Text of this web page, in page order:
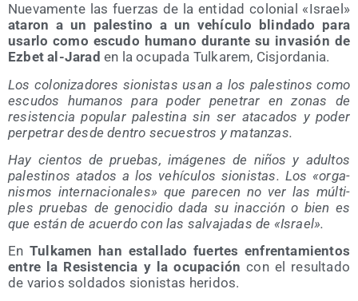
Nue­va­men­te las fuer­zas de la enti­dad colo­nial «Israel»
ata­ron a un pales­tino a un vehícu­lo blin­da­do para
usar­lo como escu­do humano duran­te su inva­sión de
Ezbet al-Jarad en la ocu­pa­da Tul­ka­rem, Cisjordania.
Los colo­ni­za­do­res sio­nis­tas usan a los pales­ti­nos como
escu­dos huma­nos para poder pene­trar en zonas de
resis­ten­cia popu­lar pales­ti­na sin ser ata­ca­dos y poder
per­pe­trar des­de den­tro secues­tros y matanzas.
Hay cien­tos de prue­bas, imá­ge­nes de niños y adul­tos
pales­ti­nos ata­dos a los vehícu­los sio­nis­tas. Los «orga­
nis­mos inter­na­cio­na­les» que pare­cen no ver las múl­ti­
ples prue­bas de geno­ci­dio dada su inac­ción o bien es
que están de acuer­do con las sal­va­ja­das de «Israel».
EnTul­ka­men han esta­lla­do fuer­tes enfren­ta­mien­tos
entre la Resis­ten­cia y la ocu­pa­ción con el resul­ta­do
de varios sol­da­dos sio­nis­tas heridos.